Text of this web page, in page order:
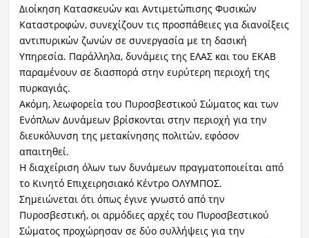
Διοίκηση Κατασκευών και Αντιμετώπισης Φυσικών
Καταστροφών, συνεχίζουν τις προσπάθειες για διανοίξεις
αντιπυρικών ζωνών σε συνεργασία με τη δασική
Υπηρεσία. Παράλληλα, δυνάμεις της ΕΛΑΣ και του ΕΚΑΒ
παραμένουν σε διασπορά στην ευρύτερη περιοχή της
πυρκαγιάς.
Ακόμη, λεωφορεία του Πυροσβεστικού Σώματος και των
Ενόπλων Δυνάμεων βρίσκονται στην περιοχή για την
διευκόλυνση της μετακίνησης πολιτών, εφόσον
απαιτηθεί.
Η διαχείριση όλων των δυνάμεων πραγματοποιείται από
το Κινητό Επιχειρησιακό Κέντρο ΟΛΥΜΠΟΣ.
Σημειώνεται ότι όπως έγινε γνωστό από την
Πυροσβεστική, οι αρμόδιες αρχές του Πυροσβεστικού
Σώματος προχώρησαν σε δύο συλλήψεις για την